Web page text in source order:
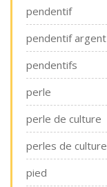
pendentif
pendentif argent
pendentifs
perle
perle de culture
perles de culture
pied